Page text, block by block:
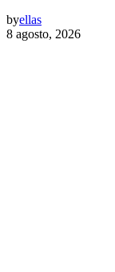
byellas
8 agosto, 2026